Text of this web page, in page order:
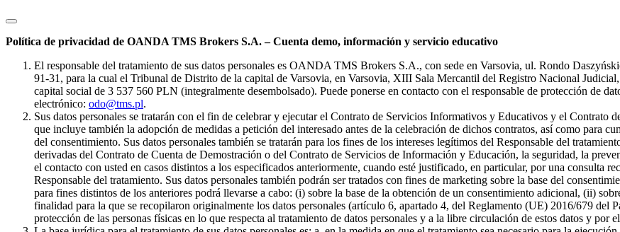
Política de privacidad de OANDA TMS Brokers S.A. – Cuenta demo, información y servicio educativo
El responsable del tratamiento de sus datos personales es OANDA TMS Brokers S.A., con sede en Varsovia, ul. Rondo
91-31, para la cual el Tribunal de Distrito de la capital de Varsovia, en Varsovia, XIII Sala Mercantil del Registro Nacional
capital social de 3 537 560 PLN (integralmente desembolsado). Puede ponerse en contacto con el responsable de protección de
electrónico: odo@tms.pl.
Sus datos personales se tratarán con el fin de celebrar y ejecutar el Contrato de Servicios Informativos y Educativos y el Contrato
que incluye también la adopción de medidas a petición del interesado antes de la celebración de dichos contratos, así como para
del consentimiento. Sus datos personales también se tratarán para los fines de los intereses legítimos del Responsable del
derivadas del Contrato de Cuenta de Demostración o del Contrato de Servicios de Información y Educación, la seguridad, la
el contacto con usted en casos distintos a los especificados anteriormente, cuando esté justificado, en particular, por una consulta
Responsable del tratamiento. Sus datos personales también podrán ser tratados con fines de marketing sobre la base del
para fines distintos de los anteriores podrá llevarse a cabo: (i) sobre la base de la obtención de un consentimiento adicional, (ii)
finalidad para la que se recopilaron originalmente los datos personales (artículo 6, apartado 4, del Reglamento (UE) 2016/679 del
protección de las personas físicas en lo que respecta al tratamiento de datos personales y a la libre circulación de estos datos y